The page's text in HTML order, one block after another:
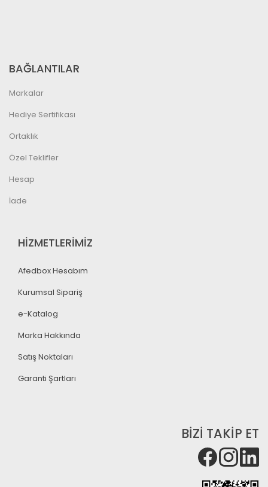
BAĞLANTILAR
Markalar
Hediye Sertifikası
Ortaklık
Özel Teklifler
Hesap
İade
HİZMETLERİMİZ
Afedbox Hesabım
Kurumsal Sipariş
e-Katalog
Marka Hakkında
Satış Noktaları
Garanti Şartları
BİZİ TAKİP ET